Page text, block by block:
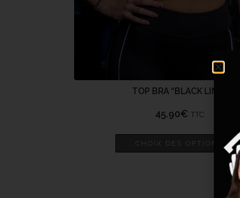
TOP BRA “BLACK LINE”
45.90€ TTC
CHOIX DES OPTIONS